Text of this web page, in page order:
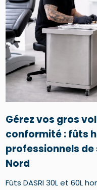
Gérez vos gros
conformité : fûts
professionnels de
Nord
Fûts DASRI 30L et 60L